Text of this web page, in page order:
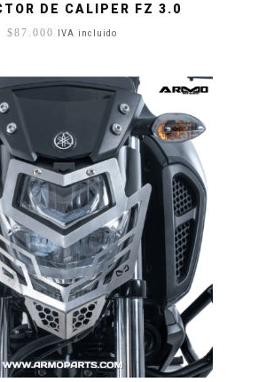
DE CALIPER FZ 3.0
$87.000 IVA incluido